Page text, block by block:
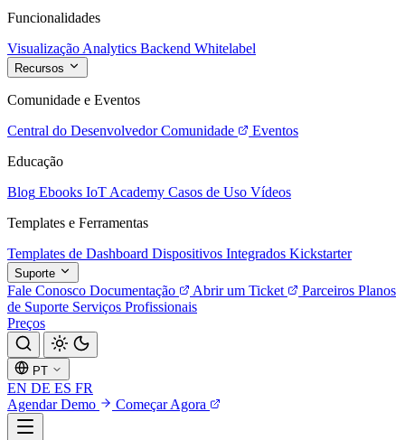
Funcionalidades
Visualização Analytics Backend Whitelabel
Recursos
Comunidade e Eventos
Central do Desenvolvedor Comunidade
Eventos
Educação
Blog Ebooks IoT Academy Casos de Uso Vídeos
Templates e Ferramentas
Templates de Dashboard Dispositivos Integrados Kickstarter
Suporte
Fale Conosco Documentação Abrir um Ticket Parceiros Planos
de Suporte Serviços Profissionais
Preços
PT
EN DE ES FR
Agendar Demo
Começar Agora